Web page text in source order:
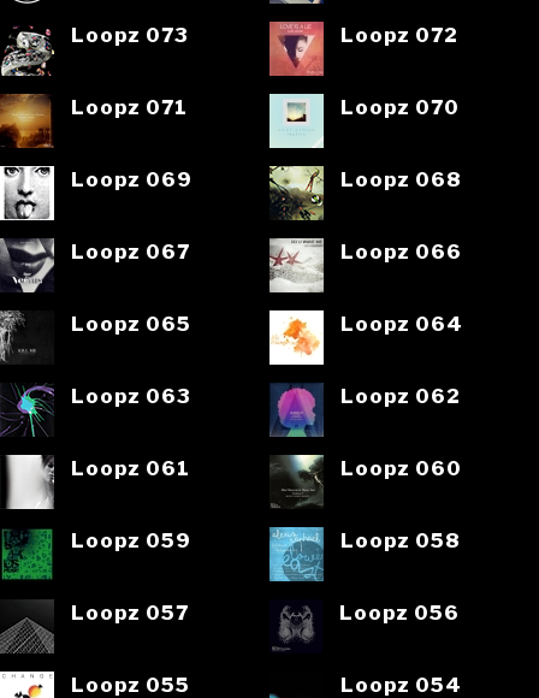
Loopz 073 Loopz 072
Loopz 071 Loopz 070
Loopz 069 Loopz 068
Loopz 067 Loopz 066
Loopz 065 Loopz 064
Loopz 063 Loopz 062
Loopz 061 Loopz 060
Loopz 059 Loopz 058
Loopz 057 Loopz 056
Loopz 055 Loopz 054